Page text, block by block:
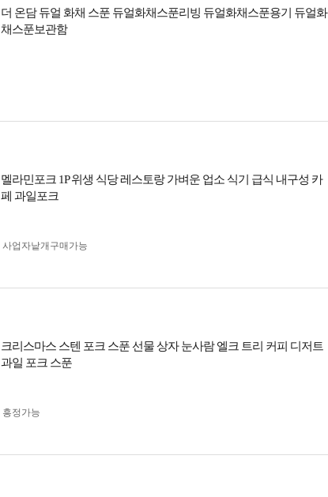
더 온담 듀얼 화채 스푼 듀얼화채스푼리빙 듀얼화채스푼용기 듀얼화
채스푼보관함
멜라민포크 1P 위생 식당 레스토랑 가벼운 업소 식기 급식 내구성 카
페 과일포크
사업자 낱개구매가능
크리스마스 스텐 포크 스푼 선물 상자 눈사람 엘크 트리 커피 디저트
과일 포크 스푼
흥정가능